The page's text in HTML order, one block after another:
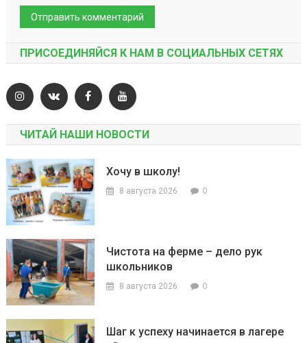
ПРИСОЕДИНЯЙСЯ К НАМ В СОЦИАЛЬНЫХ СЕТЯХ
ЧИТАЙ НАШИ НОВОСТИ
Хочу в школу!
8 августа 2026 0
Чистота на ферме – дело рук
школьников
8 августа 2026 0
Шаг к успеху начинается в лагере